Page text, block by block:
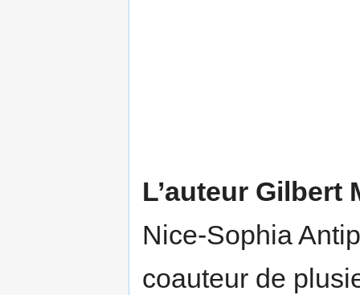
L’auteur Gilbert
Nice-Sophia
coauteur de